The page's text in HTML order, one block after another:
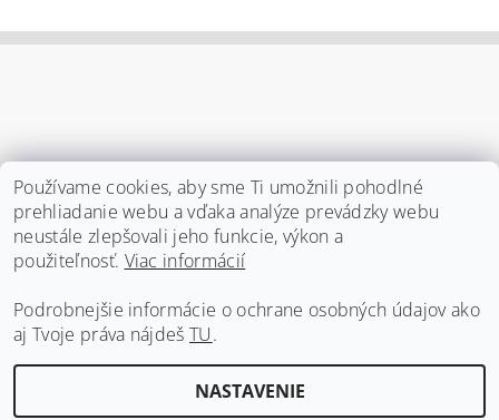
Čekuj obchodné podmienky | Čekuj ochranu osobných údajov |
Čekuj vernostný program Daj vedieť
Čekuj dopravu a platbu
Používame cookies, aby sme Ti umožnili pohodlné
prehliadanie webu a vďaka analýze prevádzky webu
neustále zlepšovali jeho funkcie, výkon a
použiteľnosť. Viac informácií
Podrobnejšie informácie o ochrane osobných údajov ako
aj Tvoje práva nájdešTU.
NASTAVENIE